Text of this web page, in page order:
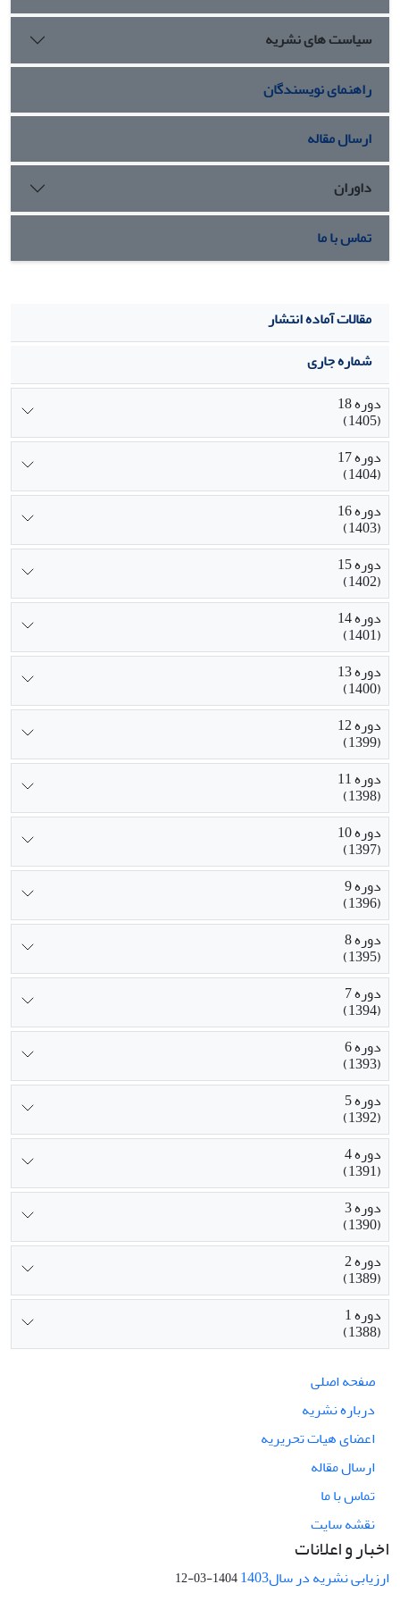
پیشنهاد می‌شود تا برای بهبود حافظه کاری و توجه در سالمندان از
این شیوه تحریک استفاده شود.
سیاست های نشریه
راهنمای نویسندگان
ارسال مقاله
داوران
تماس با ما
مقالات آماده انتشار
شماره جاری
دوره 18
(1405)
دوره 17
(1404)
دوره 16
(1403)
دوره 15
(1402)
دوره 14
(1401)
دوره 13
(1400)
دوره 12
(1399)
دوره 11
(1398)
دوره 10
(1397)
دوره 9
(1396)
دوره 8
(1395)
دوره 7
(1394)
دوره 6
(1393)
دوره 5
(1392)
دوره 4
(1391)
دوره 3
(1390)
دوره 2
(1389)
دوره 1
(1388)
صفحه اصلی
درباره نشریه
اعضای هیات تحریریه
ارسال مقاله
تماس با ما
نقشه سایت
اخبار و اعلانات
ارزیابی نشریه در سال1403 1404-03-12